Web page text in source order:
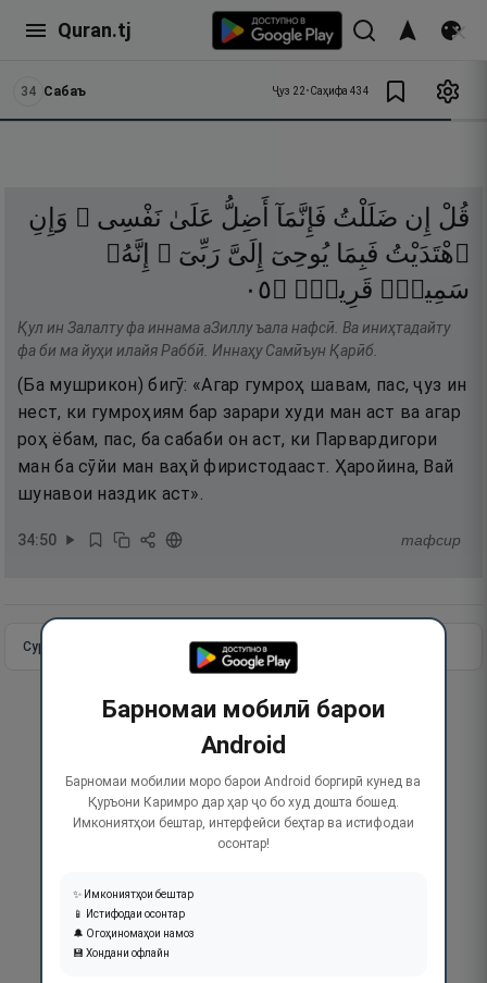
Quran.tj
34 Сабаъ Ҷуз 22•Саҳифа 434
قُلْ إِن ضَلَلْتُ فَإِنَّمَآ أَضِلُّ عَلَىٰ نَفْسِى ۖ وَإِنِ
ٱهْتَدَيْتُ فَبِمَا يُوحِىٓ إِلَىَّ رَبِّىٓ ۚ إِنَّهُۥ
سَمِيعٌۭ قَرِيبٌۭ ۝٥٠
Қул ин Залалту фа иннама аЗиллу ъала нафсӣ. Ва иниҳтадайту
фа би ма йуҳи илайя Раббӣ. Иннаҳу Самӣъун Қарӣб.
(Ба мушрикон) бигӯ: «Агар гумроҳ шавам, пас, ҷуз ин
нест, ки гумроҳиям бар зарари худи ман аст ва агар
роҳ ёбам, пас, ба сабаби он аст, ки Парвардигори
ман ба сӯйи ман ваҳй фиристодааст. Ҳаройина, Вай
шунавои наздик аст».
34:50 тафсир
Сураи пурра Идома додан
Барномаи мобилӣ барои
Android
Барномаи мобилии моро барои Android боргирӣ кунед ва
Қуръони Каримро дар ҳар ҷо бо худ дошта бошед.
Имкониятҳои бештар, интерфейси беҳтар ва истифодаи
осонтар!
✨ Имкониятҳои бештар
📱 Истифодаи осонтар
🔔 Огоҳиномаҳои намоз
💾 Хондани офлайн